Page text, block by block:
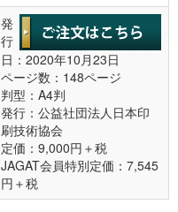
発
行
日：2020年10月23日
ページ数：148ページ
判型：A4判
発行：公益社団法人日本印
刷技術協会
定価：9,000円＋税
JAGAT会員特別定価：7,545
円＋税